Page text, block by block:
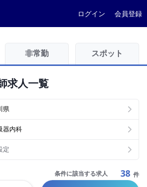
ログイン 会員登録
非常勤 スポット
求人一覧
県
器内科
定
条件に該当する求人 38 件